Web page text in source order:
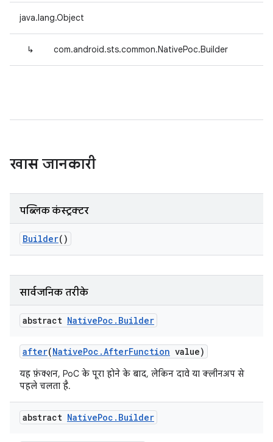
java.lang.Object
↳ com.android.sts.common.NativePoc.Builder
खास जानकारी
पब्लिक कंस्ट्रक्टर
Builder()
सार्वजनिक तरीके
abstract NativePoc . Builder
after(NativePoc .AfterFunction value)
यह फ़ंक्शन, PoC के पूरा होने के बाद, लेकिन दावे या क्लीनअप से
पहले चलता है.
abstract NativePoc . Builder